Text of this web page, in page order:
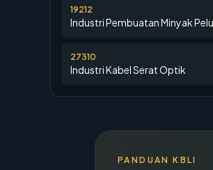
19212
Industri Pembuatan Minyak
27310
Industri Kabel Serat Optik
PANDUAN KBLI